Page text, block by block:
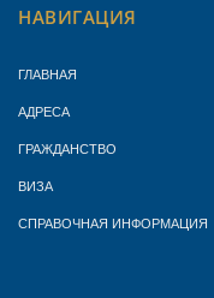
НАВИГАЦИЯ
ГЛАВНАЯ
АДРЕСА
ГРАЖДАНСТВО
ВИЗА
СПРАВОЧНАЯ ИНФОРМАЦИЯ